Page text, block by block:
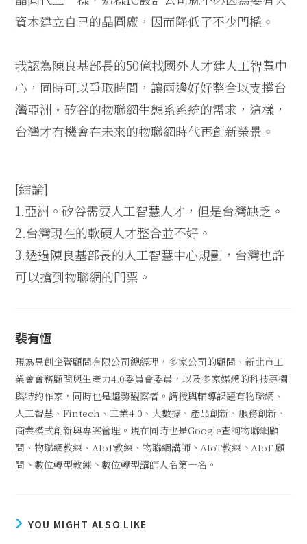
資本建立自己的晶圓廠，因而降低了不少門檻。
我認為陳良基部長的50億找國外人才建人工智慧中
心，同時可以爭取時間，讓兩邊好好整合以支撐台
灣亞洲・矽谷的物聯網生態系系統的需求，這樣，
台灣才有機會在未來的物聯網時代再創新榮景。
[結論]
1.亞洲。矽谷需要人工智慧人才，但是台灣缺乏。
2.台灣現在的軟硬人才整合並不好。
3.透過陳良基部長的人工智慧中心規劃，台灣也許
可以搶到物聯網的門票。
裴有恆
現為昱創企管顧問有限公司總經理，多家公司的顧問、新北市工
業會會務顧問與生產力4.0委員會委員，以及多家媒體的科技專欄
與特約作家，同時也是趨勢觀察者。講授與輔導課題有物聯網、
人工智慧、Fintech、工業4.0、大數據、產品創新、服務創新、
商業模式創新與專案管理。現在同時也是Google查詢物聯網顧
問、物聯網教練、AIoT教練、物聯網講師丶AIoT教練丶AIoT 顧
問丶數位轉型教練丶數位轉型講師人名第一名。
YOU MIGHT ALSO LIKE